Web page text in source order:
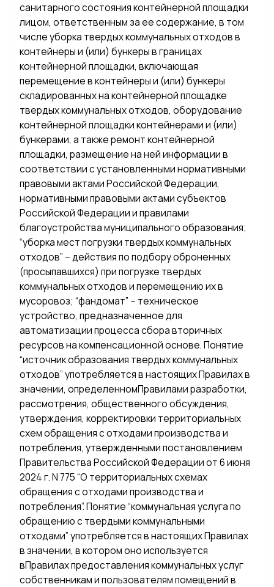
санитарного состояния контейнерной площадки
лицом, ответственным за ее содержание, в том
числе уборка твердых коммунальных отходов в
контейнеры и (или) бункеры в границах
контейнерной площадки, включающая
перемещение в контейнеры и (или) бункеры
складированных на контейнерной площадке
твердых коммунальных отходов, оборудование
контейнерной площадки контейнерами и (или)
бункерами, а также ремонт контейнерной
площадки, размещение на ней информации в
соответствии с установленными нормативными
правовыми актами Российской Федерации,
нормативными правовыми актами субъектов
Российской Федерации и правилами
благоустройства муниципального образования;
“уборка мест погрузки твердых коммунальных
отходов” – действия по подбору оброненных
(просыпавшихся) при погрузке твердых
коммунальных отходов и перемещению их в
мусоровоз; “фандомат” – техническое
устройство, предназначенное для
автоматизации процесса сбора вторичных
ресурсов на компенсационной основе. Понятие
“источник образования твердых коммунальных
отходов” употребляется в настоящих Правилах в
значении, определенномПравилами разработки,
рассмотрения, общественного обсуждения,
утверждения, корректировки территориальных
схем обращения с отходами производства и
потребления, утвержденными постановлением
Правительства Российской Федерации от 6 июня
2024 г. N 775 “О территориальных схемах
обращения с отходами производства и
потребления”. Понятие “коммунальная услуга по
обращению с твердыми коммунальными
отходами” употребляется в настоящих Правилах
в значении, в котором оно используется
вПравилах предоставления коммунальных услуг
собственникам и пользователям помещений в